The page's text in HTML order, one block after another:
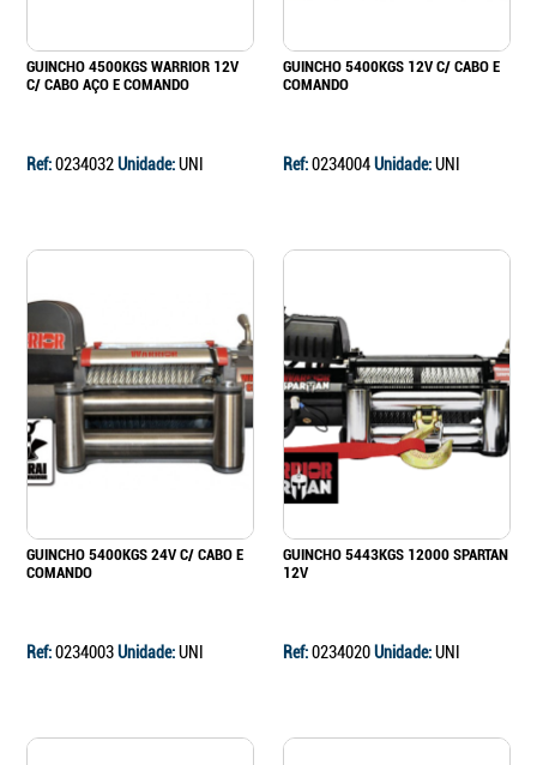
GUINCHO 4500KGS WARRIOR 12V
C/ CABO AÇO E COMANDO
Ref:0234032Unidade:UNI
GUINCHO 5400KGS 12V C/ CABO E
COMANDO
Ref:0234004Unidade:UNI
GUINCHO 5400KGS 24V C/ CABO E
COMANDO
Ref:0234003Unidade:UNI
GUINCHO 5443KGS 12000 SPARTAN
12V
Ref:0234020Unidade:UNI